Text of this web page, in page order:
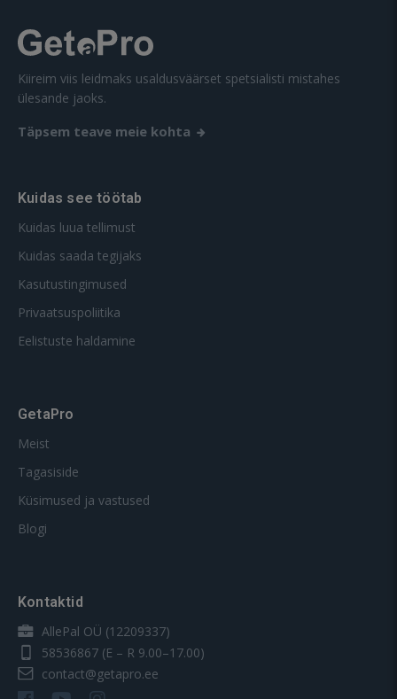
Kiireim viis leidmaks usaldusväärset spetsialisti mistahes
ülesande jaoks.
Täpsem teave meie kohta
Kuidas see töötab
Kuidas luua tellimust
Kuidas saada tegijaks
Kasutustingimused
Privaatsuspoliitika
Eelistuste haldamine
GetaPro
Meist
Tagasiside
Küsimused ja vastused
Blogi
Kontaktid
AllePal OÜ (12209337)
58536867 (E – R 9.00–17.00)
contact@getapro.ee